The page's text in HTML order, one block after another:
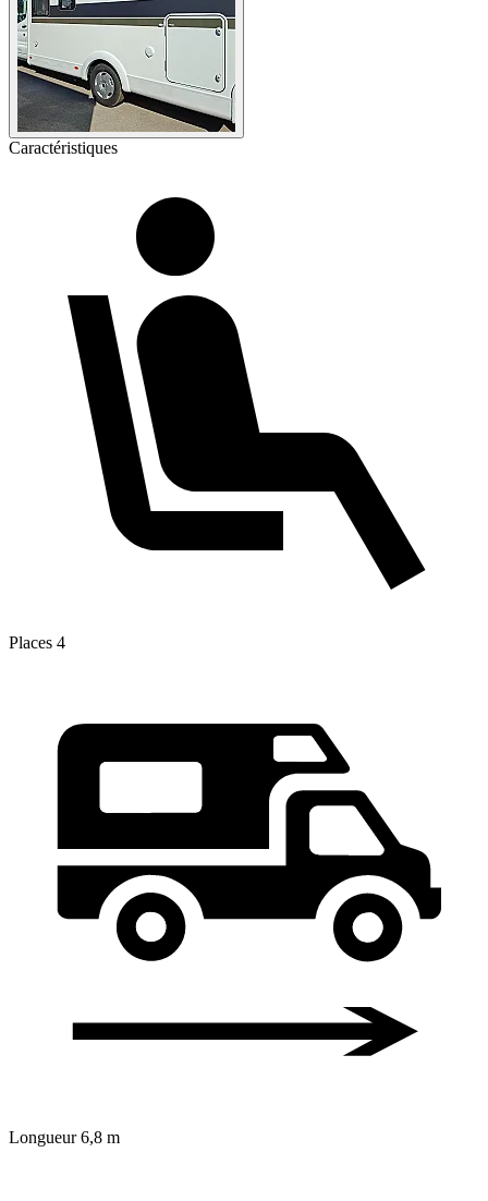
Caractéristiques
Places 4
Longueur 6,8 m